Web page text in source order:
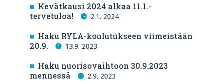
Kevätkausi 2024 alkaa 11.1.-
tervetuloa!
2.1. 2024
Haku RYLA-koulutukseen viimeistään
20.9.
13.9. 2023
Haku nuorisovaihtoon 30.9.2023
mennessä
2.9. 2023